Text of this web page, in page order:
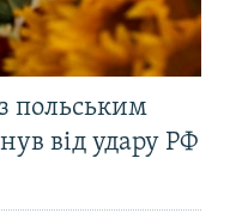
польським
від удару РФ